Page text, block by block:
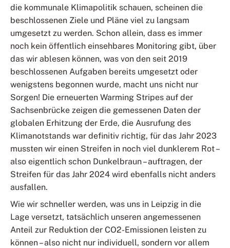
die kommunale Klimapolitik schauen, scheinen die
beschlossenen Ziele und Pläne viel zu langsam
umgesetzt zu werden. Schon allein, dass es immer
noch kein öffentlich einsehbares Monitoring gibt, über
das wir ablesen können, was von den seit 2019
beschlossenen Aufgaben bereits umgesetzt oder
wenigstens begonnen wurde, macht uns nicht nur
Sorgen! Die erneuerten Warming Stripes auf der
Sachsenbrücke zeigen die gemessenen Daten der
globalen Erhitzung der Erde, die Ausrufung des
Klimanotstands war definitiv richtig, für das Jahr 2023
mussten wir einen Streifen in noch viel dunklerem Rot –
also eigentlich schon Dunkelbraun – auftragen, der
Streifen für das Jahr 2024 wird ebenfalls nicht anders
ausfallen.
Wie wir schneller werden, was uns in Leipzig in die
Lage versetzt, tatsächlich unseren angemessenen
Anteil zur Reduktion der CO2-Emissionen leisten zu
können – also nicht nur individuell, sondern vor allem